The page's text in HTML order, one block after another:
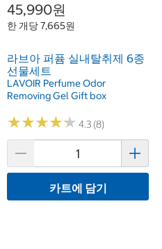
45,990원
한 개당 7,665원
라브아 퍼퓸 실내탈취제 6종
선물세트
LAVOIR Perfume Odor
Removing Gel Gift box
★★★★★
★★★★★ 4.3 (8)
카트에 담기